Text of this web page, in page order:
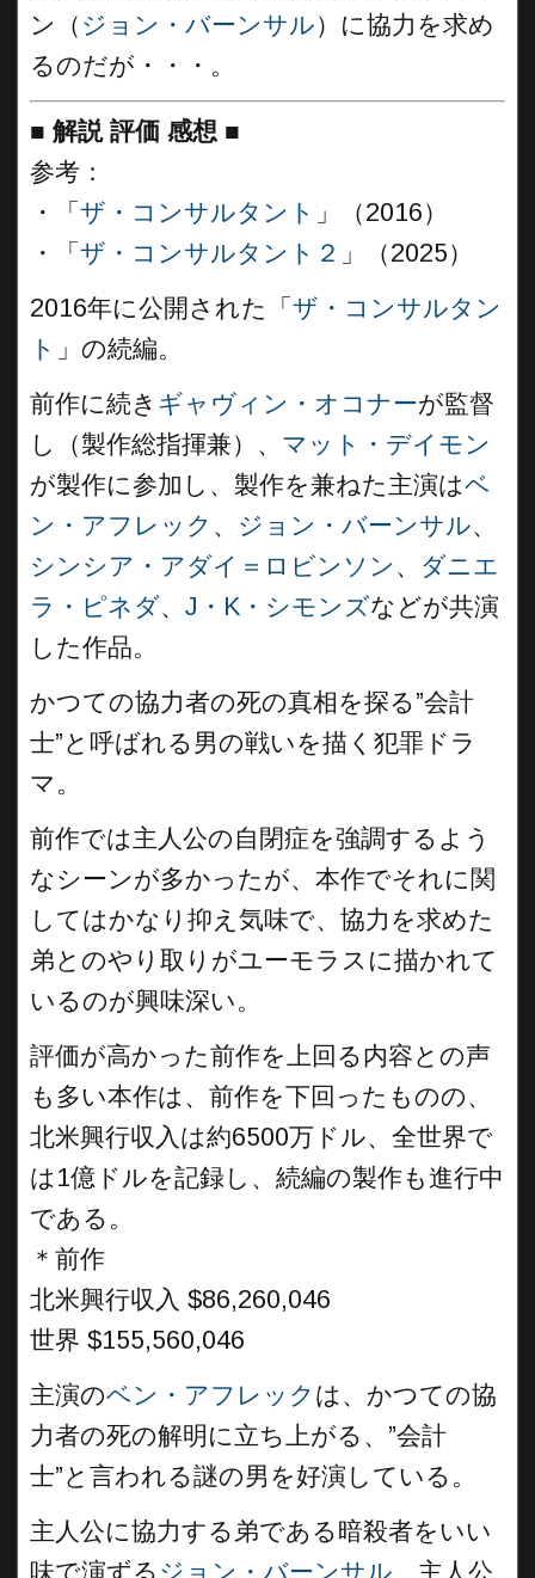
ン（ ジョン・バーンサル）に協力を求め
るのだが・・・。
■ 解説 評価 感想 ■
参考：
・「 ザ・コンサルタント 」（2016）
・「 ザ・コンサルタント２ 」（2025）
2016年に公開された「 ザ・コンサルタン
ト 」の続編。
前作に続き ギャヴィン・オコナーが監督
し（製作総指揮兼）、 マット・デイモン
が製作に参加し、製作を兼ねた主演はベ
ン・アフレック 、 ジョン・バーンサル、
シンシア・アダイ＝ロビンソン 、 ダニエ
ラ・ピネダ、 J・K・シモンズなどが共演
した作品。
かつての協力者の死の真相を探る”会計
士”と呼ばれる男の戦いを描く犯罪ドラ
マ。
前作では主人公の自閉症を強調するよう
なシーンが多かったが、本作でそれに関
してはかなり抑え気味で、協力を求めた
弟とのやり取りがユーモラスに描かれて
いるのが興味深い。
評価が高かった前作を上回る内容との声
も多い本作は、前作を下回ったものの、
北米興行収入は約6500万ドル、全世界で
は1億ドルを記録し、続編の製作も進行中
である。
＊前作
北米興行収入 $86,260,046
世界 $155,560,046
主演のベン・アフレック は、かつての協
力者の死の解明に立ち上がる、”会計
士”と言われる謎の男を好演している。
主人公に協力する弟である暗殺者をいい
味で演ずる ジョン・バーンサル 、主人公